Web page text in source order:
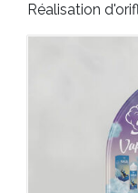
Réalisation